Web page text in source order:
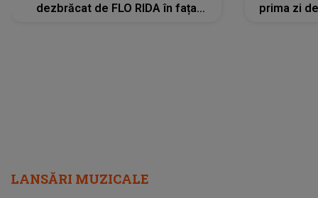
dezbrăcat de FLO RIDA în fața
prima zi
LANSĂRI MUZICALE